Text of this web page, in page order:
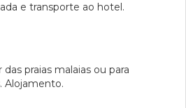
e transporte ao hotel.
praias malaias ou para
Alojamento.